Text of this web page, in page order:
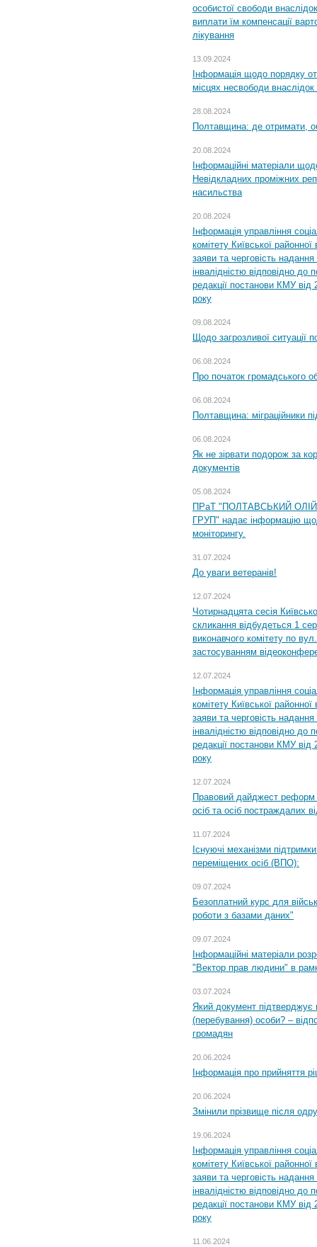
особистої свободи
виплати їм компенсації
лікування
13.09.2024
Інформація щодо порядку
місцях несвободи внаслідок
28.08.2024
Полтавщина: де отримати,
20.08.2024
Інформаційні матеріали
Невідкладних проміжних
насильства
20.08.2024
Інформація управління
комітету Київської
заяви та черговість надання
інвалідністю відповідно
редакції постанови КМУ
року
09.08.2024
Щодо загрозливої ситуації
06.08.2024
Про початок громадського
06.08.2024
Полтавщина: міграційники
06.08.2024
Як не зірвати подорож за
документів
05.08.2024
ПРаТ "ПОЛТАВСЬКИЙ
ГРУП" надає інформацію
моніторингу.
31.07.2024
До уваги ветеранів!
12.07.2024
Чотирнадцята сесія
скликання відбудеться 1
виконавчого комітету по
застосуванням
12.07.2024
Інформація управління
комітету Київської
заяви та черговість надання
інвалідністю відповідно
редакції постанови КМУ
року
12.07.2024
Правовий дайджест реформ
осіб та осіб постраждалих
11.07.2024
Існуючі механізми
переміщених осіб (ВПО):
09.07.2024
Безоплатний курс для
роботи з базами даних"
09.07.2024
Інформаційні матеріали
"Вектор прав людини" в
03.07.2024
Який документ підтверджує
(перебування) особи? –
громадян
20.06.2024
Інформація про прийняття
20.06.2024
Змінили прізвище після
19.06.2024
Інформація управління
комітету Київської
заяви та черговість надання
інвалідністю відповідно
редакції постанови КМУ
року
11.06.2024